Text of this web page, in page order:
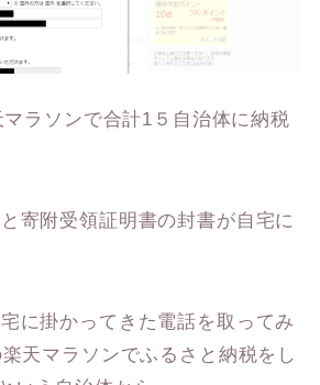
ラソンで合計1５自治体に納税
寄附受領証明書の封書が自宅に
に掛かってきた電話を取ってみ
天マラソンでふるさと納税をし